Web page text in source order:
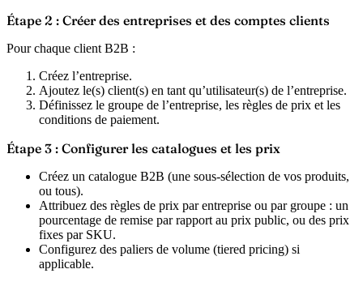
Étape 2 : Créer des entreprises et des comptes clients
Pour chaque client B2B :
Créez l’entreprise.
Ajoutez le(s) client(s) en tant qu’utilisateur(s) de l’entreprise.
Définissez le groupe de l’entreprise, les règles de prix et les
conditions de paiement.
Étape 3 : Configurer les catalogues et les prix
Créez un catalogue B2B (une sous-sélection de vos produits,
ou tous).
Attribuez des règles de prix par entreprise ou par groupe : un
pourcentage de remise par rapport au prix public, ou des prix
fixes par SKU.
Configurez des paliers de volume (tiered pricing) si
applicable.